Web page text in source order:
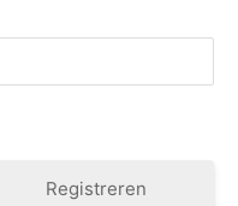
Registreren